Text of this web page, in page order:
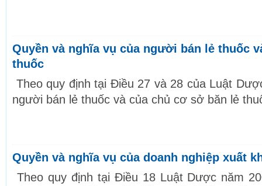
Quyền và nghĩa vụ của người bán lẻ thuốc
thuốc
Theo quy định tại Điều 27 và 28 của Luật
người bán lẻ thuốc và của chủ cơ sở băn lẻ
Quyền và nghĩa vụ của doanh nghiệp xuất
Theo quy định tại Điều 18 Luật Dược năm